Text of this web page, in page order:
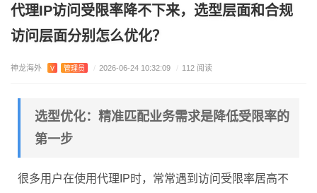
代理IP访问受限率降不下来，选型层面和合规
访问层面分别怎么优化？
神龙海外 V 管理员 / 2026-06-24 10:32:09 / 112 阅读
选型优化：精准匹配业务需求是降低受限率的
第一步
很多用户在使用代理IP时，常常遇到访问受限率居高不